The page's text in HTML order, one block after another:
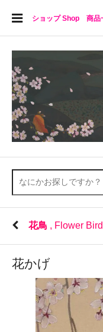
ショップ Shop 商
花鳥 , Flower Bird
花かげ